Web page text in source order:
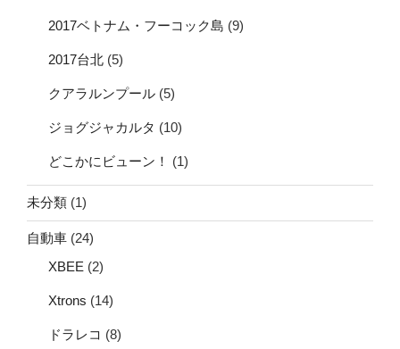
2017ベトナム・フーコック島 (9)
2017台北 (5)
クアラルンプール (5)
ジョグジャカルタ (10)
どこかにビューン！ (1)
未分類 (1)
自動車 (24)
XBEE (2)
Xtrons (14)
ドラレコ (8)